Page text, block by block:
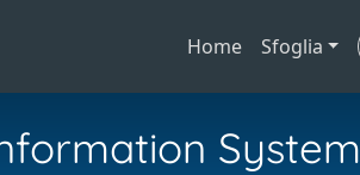
Home Sfoglia
System